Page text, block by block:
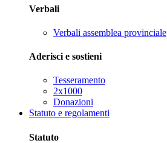
Verbali
Verbali assemblea provinciale
Aderisci e sostieni
Tesseramento
2x1000
Donazioni
Statuto e regolamenti
Statuto